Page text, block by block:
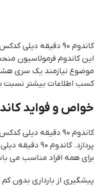
کاندوم 90 دقیقه
این کاندوم فرمولاسیون
موضوع نیازمند یک سری هشدار ها می
کسب اطلاعات بیشتر نسبت
خواص و فواید کاندوم 90 دقیقه
کاندوم 90 دقیقه
پردازد.
برای همه افراد مناسب می
پیشگیری از بارداری بدون